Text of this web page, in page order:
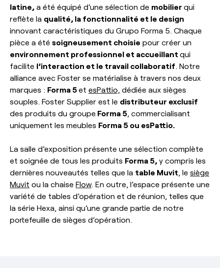
latine, a été équipé d’une sélection de mobilier qui
reflète la qualité, la fonctionnalité et le design
innovant caractéristiques du Grupo Forma 5. Chaque
pièce a été soigneusement choisie pour créer un
environnement professionnel et accueillant qui
facilite l’interaction et le travail collaboratif . Notre
alliance avec Foster se matérialise à travers nos deux
marques : Forma 5et esPattio, dédiée aux sièges
souples. Foster Supplier est le distributeur exclusif
des produits du groupe Forma 5 , commercialisant
uniquement les meubles Forma 5 ou esPattio.
La salle d’exposition présente une sélection complète
et soignée de tous les produits Forma 5, y compris les
dernières nouveautés telles que la table Muvit , le siège
Muvit ou la chaise Flow. En outre, l’espace présente une
variété de tables d’opération et de réunion, telles que
la série Hexa, ainsi qu’une grande partie de notre
portefeuille de sièges d’opération.